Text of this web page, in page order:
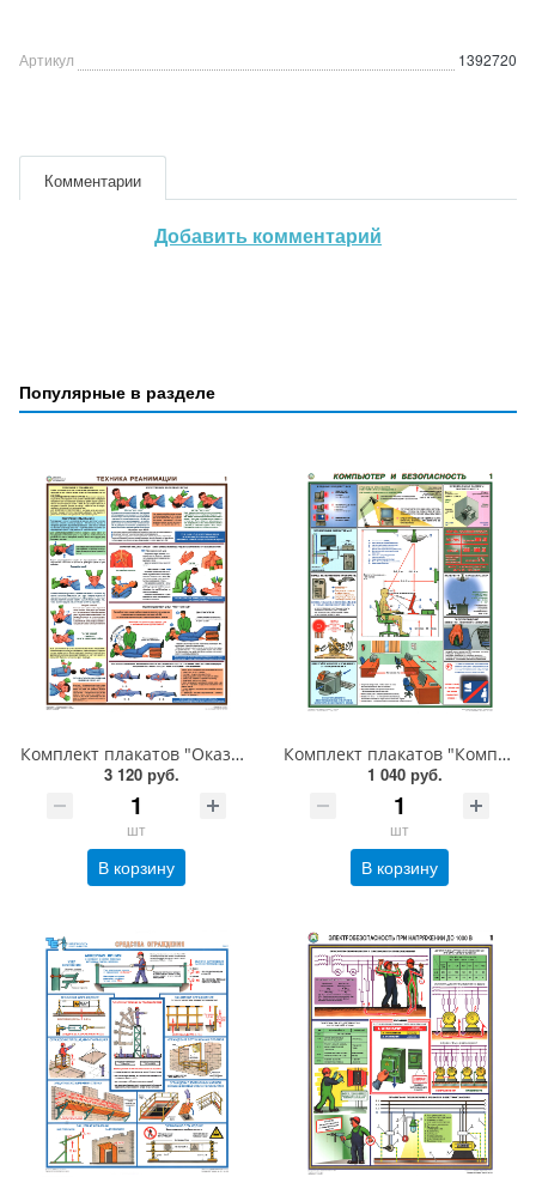
Артикул 1392720
Комментарии
Добавить комментарий
Популярные в разделе
Комплект плакатов "Оказание первой помощи пострадавшим", A2, ламинированный, бумага, 6 листов
3 120 руб.
шт
В корзину
Комплект плакатов "Компьютер и безопасность", A2, ламинированный, бумага, 2 листа
1 040 руб.
шт
В корзину